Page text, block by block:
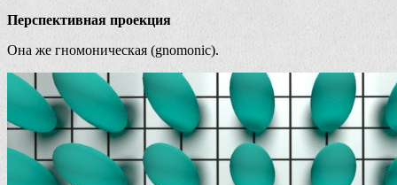
Перспективная проекция
Она же гномоническая (gnomonic).